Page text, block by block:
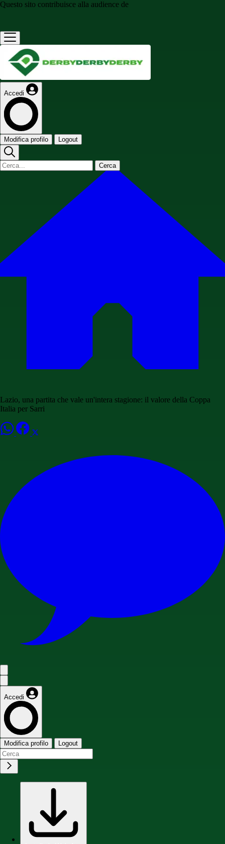
Questo sito contribuisce alla audience de
Accedi
Modifica profilo Logout
Cerca
Lazio, una partita che vale un'intera stagione: il valore della Coppa
Italia per Sarri
Accedi
Modifica profilo Logout